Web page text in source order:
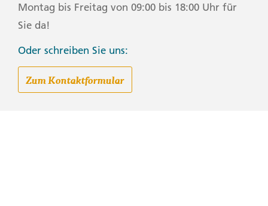
Montag bis Freitag von 09:00 bis 18:00 Uhr für
Sie da!
Oder schreiben Sie uns:
Zum Kontaktformular